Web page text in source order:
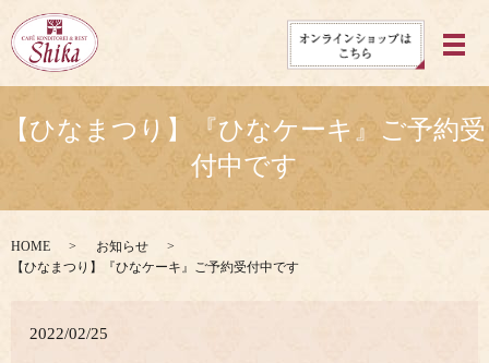
メ
【ひなまつり】『ひなケーキ』ご予約受
付中です
HOME
お知らせ
【ひなまつり】『ひなケーキ』ご予約受付中です
2022/02/25